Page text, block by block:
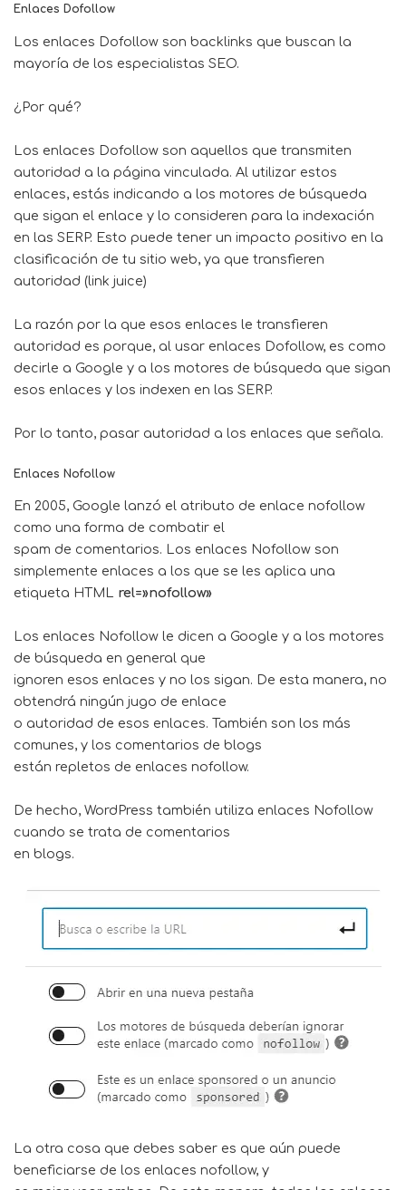
Enlaces Dofollow
Los enlaces Dofollow son backlinks que buscan la
mayoría de los especialistas SEO.
¿Por qué?
Los enlaces Dofollow son aquellos que transmiten
autoridad a la página vinculada. Al utilizar estos
enlaces, estás indicando a los motores de búsqueda
que sigan el enlace y lo consideren para la indexación
en las SERP. Esto puede tener un impacto positivo en la
clasificación de tu sitio web, ya que transfieren
autoridad (link juice)
La razón por la que esos enlaces le transfieren
autoridad es porque, al usar enlaces Dofollow, es como
decirle a Google y a los motores de búsqueda que sigan
esos enlaces y los indexen en las SERP.
Por lo tanto, pasar autoridad a los enlaces que señala.
Enlaces Nofollow
En 2005, Google lanzó el atributo de enlace nofollow
como una forma de combatir el
spam de comentarios. Los enlaces Nofollow son
simplemente enlaces a los que se les aplica una
etiqueta HTML rel=»nofollow»
Los enlaces Nofollow le dicen a Google y a los motores
de búsqueda en general que
ignoren esos enlaces y no los sigan. De esta manera, no
obtendrá ningún jugo de enlace
o autoridad de esos enlaces. También son los más
comunes, y los comentarios de blogs
están repletos de enlaces nofollow.
De hecho, WordPress también utiliza enlaces Nofollow
cuando se trata de comentarios
en blogs.
La otra cosa que debes saber es que aún puede
beneficiarse de los enlaces nofollow, y